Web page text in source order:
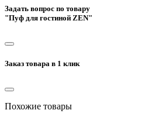
Задать вопрос по товару
"Пуф для гостиной ZEN"
Заказ товара в 1 клик
Похожие товары